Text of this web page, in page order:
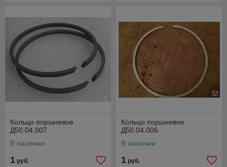
Кольцо поршневое
Д50.04.007
В наличии
1 руб.
Кольцо поршневое
Д50.04.006
В наличии
1 руб.